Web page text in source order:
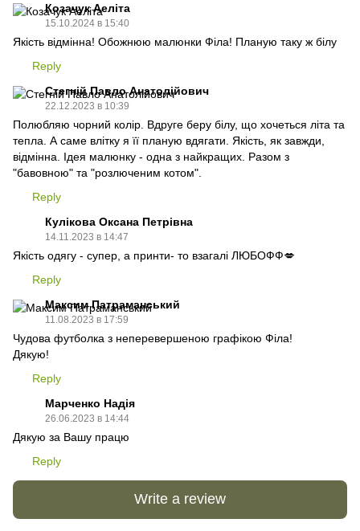
Козачук Аеліта
15.10.2024 в 15:40
Якість відмінна! Обожнюю малюнки Філа! Планую таку ж білу
Reply
Стегній Павло Анатолійович
22.12.2023 в 10:39
Полюбляю чорний колір. Вдруге беру білу, що хочеться літа та
тепла. А саме влітку я її планую вдягати. Якість, як завжди,
відмінна. Ідея малюнку - одна з найкращих. Разом з
"бавовною" та "розлюченим котом".
Reply
Кулікова Оксана Петрівна
14.11.2023 в 14:47
Якість одягу - супер, а принти- то взагалі ЛЮБОФФ💋
Reply
Максим Патраманський
11.08.2023 в 17:59
Чудова футболка з неперевершеною графікою Філа!
Дякую!
Reply
Марченко Надія
26.06.2023 в 14:44
Дякую за Вашу працю
Reply
Write a review